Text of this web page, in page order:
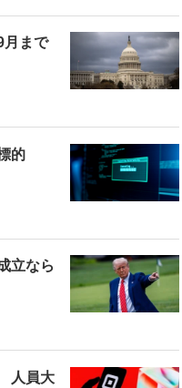
月まで
的
立なら
人員大